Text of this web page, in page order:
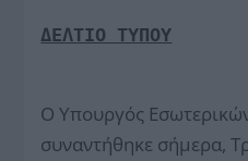
ΔΕΛΤΙΟ ΤΥΠΟΥ
Ο Υπουργός
συναντήθηκε σήμερα,